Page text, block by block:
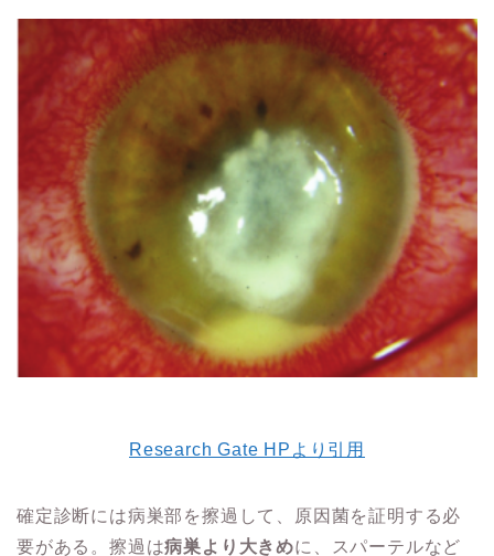
Research Gate HPより引用
確定診断には病巣部を擦過して、原因菌を証明する必
要がある。擦過は病巣より大きめに、スパーテルなど